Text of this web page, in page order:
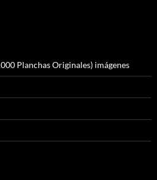
Planchas Originales) imágenes